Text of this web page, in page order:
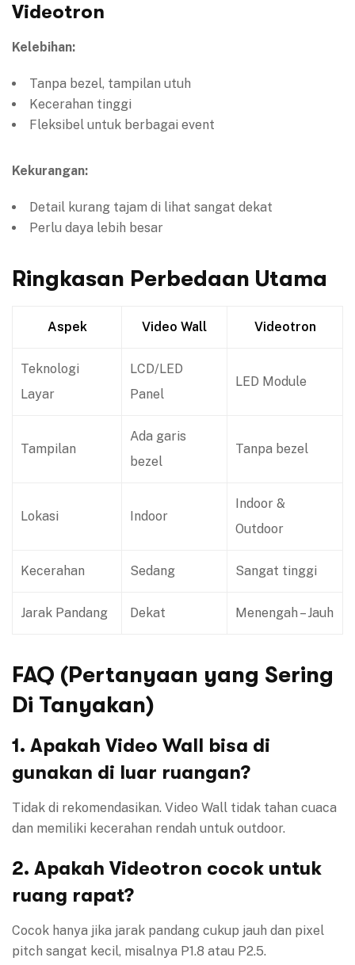
Videotron
Kelebihan:
Tanpa bezel, tampilan utuh
Kecerahan tinggi
Fleksibel untuk berbagai event
Kekurangan:
Detail kurang tajam di lihat sangat dekat
Perlu daya lebih besar
Ringkasan Perbedaan Utama
Aspek Video Wall Videotron
Teknologi
Layar
LCD/LED
Panel
LED Module
Tampilan
Ada garis
bezel
Tanpa bezel
Lokasi Indoor
Indoor &
Outdoor
Kecerahan Sedang Sangat tinggi
Jarak Pandang Dekat Menengah – Jauh
FAQ (Pertanyaan yang Sering
Di Tanyakan)
1. Apakah Video Wall bisa di
gunakan di luar ruangan?
Tidak di rekomendasikan. Video Wall tidak tahan cuaca
dan memiliki kecerahan rendah untuk outdoor.
2. Apakah Videotron cocok untuk
ruang rapat?
Cocok hanya jika jarak pandang cukup jauh dan pixel
pitch sangat kecil, misalnya P1.8 atau P2.5.